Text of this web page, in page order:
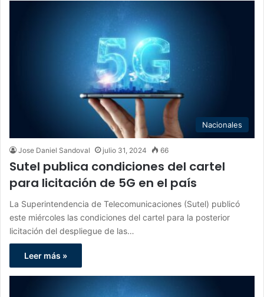
Nacionales
Jose Daniel Sandoval julio 31, 2024 66
Sutel publica condiciones del cartel
para licitación de 5G en el país
La Superintendencia de Telecomunicaciones (Sutel) publicó
este miércoles las condiciones del cartel para la posterior
licitación del despliegue de las…
Leer más »